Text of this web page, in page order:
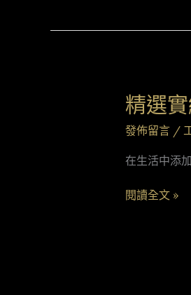
精選
發佈留言 /
在生活中添
精
選
實
案
34-
閱讀全文 »